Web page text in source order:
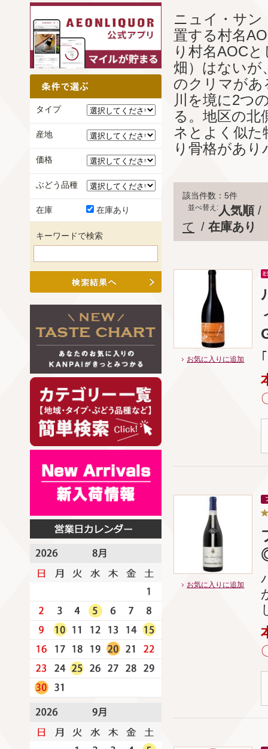
ニュイ・サン
置する村名
り村名AOC
畑）はないが
のクリマがあ
川を境に2つ
る。地区の北
ネとよく似た
り骨格があ
該当件数：5件
並べ替え: 人気順 /
て / 在庫あり
お気に入りに追加
お気に入りに追加
タイプ
産地
価格
ぶどう品種
在庫 在庫あり
キーワードで検索